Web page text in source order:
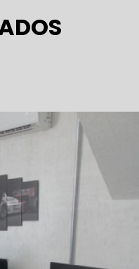
ELÉTRICA
OFICINA AUTO
ELÉTRICA SOCORRO
AUTO ELÉTRICA SÃO